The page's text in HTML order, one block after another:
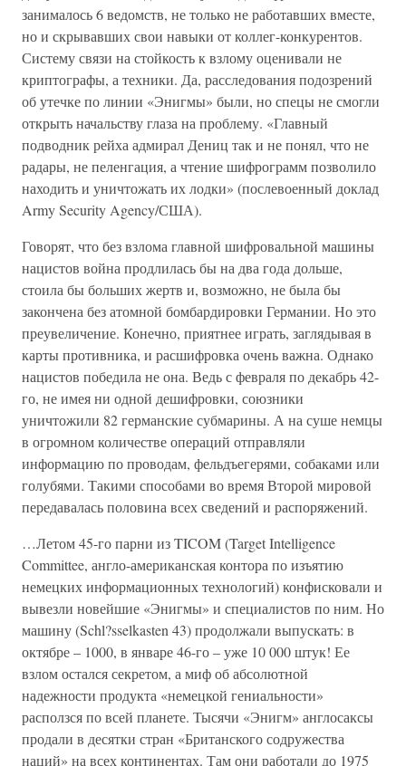
занималось 6 ведомств, не только не работавших вместе,
но и скрывавших свои навыки от коллег-конкурентов.
Систему связи на стойкость к взлому оценивали не
криптографы, а техники. Да, расследования подозрений
об утечке по линии «Энигмы» были, но спецы не смогли
открыть начальству глаза на проблему. «Главный
подводник рейха адмирал Дениц так и не понял, что не
радары, не пеленгация, а чтение шифрограмм позволило
находить и уничтожать их лодки» (послевоенный доклад
Army Security Agency/США).
Говорят, что без взлома главной шифровальной машины
нацистов война продлилась бы на два года дольше,
стоила бы больших жертв и, возможно, не была бы
закончена без атомной бомбардировки Германии. Но это
преувеличение. Конечно, приятнее играть, заглядывая в
карты противника, и расшифровка очень важна. Однако
нацистов победила не она. Ведь с февраля по декабрь 42-
го, не имея ни одной дешифровки, союзники
уничтожили 82 германские субмарины. А на суше немцы
в огромном количестве операций отправляли
информацию по проводам, фельдъегерями, собаками или
голубями. Такими способами во время Второй мировой
передавалась половина всех сведений и распоряжений.
…Летом 45-го парни из TICOM (Target Intelligence
Committee, англо-американская контора по изъятию
немецких информационных технологий) конфисковали и
вывезли новейшие «Энигмы» и специалистов по ним. Но
машину (Schl?sselkasten 43) продолжали выпускать: в
октябре – 1000, в январе 46-го – уже 10 000 штук! Ее
взлом остался секретом, а миф об абсолютной
надежности продукта «немецкой гениальности»
расползся по всей планете. Тысячи «Энигм» англосаксы
продали в десятки стран «Британского содружества
наций» на всех континентах. Там они работали до 1975